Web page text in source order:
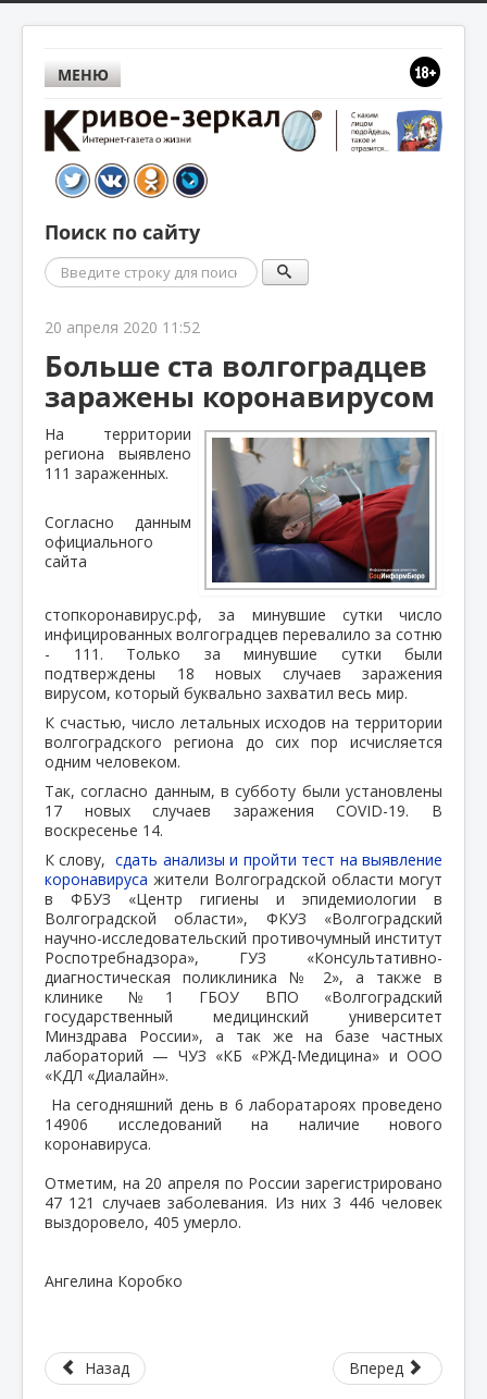
МЕНЮ
Поиск по сайту
Поиск
20 апреля 2020 11:52
Больше ста волгоградцев
заражены коронавирусом
На территории
региона выявлено
111 зараженных.
Согласно данным
официального
сайта
стопкоронавирус.рф, за минувшие сутки число
инфицированных волгоградцев перевалило за сотню
- 111. Только за минувшие сутки были
подтверждены 18 новых случаев заражения
вирусом, который буквально захватил весь мир.
К счастью, число летальных исходов на территории
волгоградского региона до сих пор исчисляется
одним человеком.
Так, согласно данным, в субботу были установлены
17 новых случаев заражения COVID-19. В
воскресенье 14.
К слову,сдать анализы и пройти тест на выявление
коронавируса жители Волгоградской области могут
в ФБУЗ «Центр гигиены и эпидемиологии в
Волгоградской области», ФКУЗ «Волгоградский
научно-исследовательский противочумный институт
Роспотребнадзора», ГУЗ «Консультативно-
диагностическая поликлиника № 2», а также в
клинике №1 ГБОУ ВПО «Волгоградский
государственный медицинский университет
Минздрава России», а так же на базе частных
лабораторий — ЧУЗ «КБ «РЖД-Медицина» и ООО
«КДЛ «Диалайн».
На сегодняшний день в 6 лаборатароях проведено
14906 исследований на наличие нового
коронавируса.
Отметим, на 20 апреля по России зарегистрировано
47 121 случаев заболевания. Из них 3 446 человек
выздоровело, 405 умерло.
Ангелина Коробко
Назад Вперед